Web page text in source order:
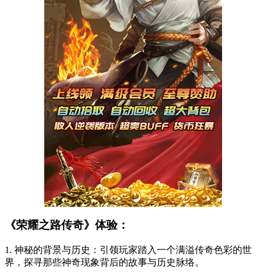
《荣耀之路传奇》体验：
1. 神秘的背景与历史：引领玩家踏入一个满溢传奇色彩的世
界，探寻那些神奇现象背后的故事与历史脉络。